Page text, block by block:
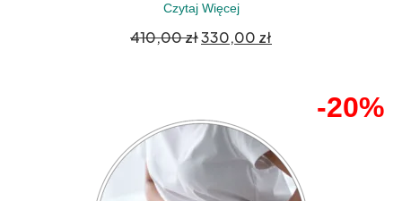
Czytaj Więcej
410,00zł330,00 zł
-20%